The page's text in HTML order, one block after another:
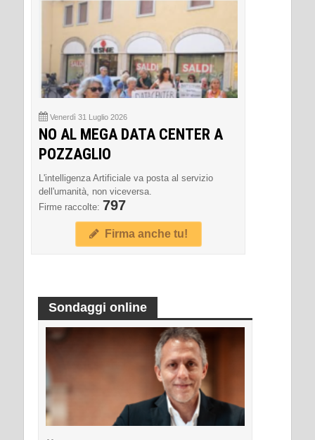
Venerdì 31 Luglio 2026
NO AL MEGA DATA CENTER A
POZZAGLIO
L'intelligenza Artificiale va posta al servizio
dell'umanità, non viceversa.
Firme raccolte: 797
Firma anche tu!
Sondaggi online